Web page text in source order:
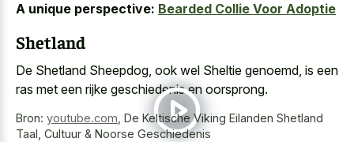
A unique perspective: Bearded Collie Voor Adoptie
Shetland
De Shetland Sheepdog, ook wel Sheltie genoemd, is een
ras met een rijke geschiedenis en oorsprong.
Bron: youtube.com, De Keltische Viking Eilanden Shetland
Taal, Cultuur & Noorse Geschiedenis